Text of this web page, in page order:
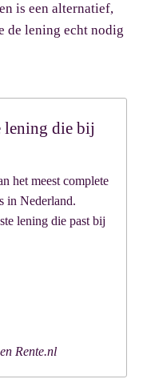
is een alternatief,
de lening echt nodig
lening die bij
het meest complete
in Nederland.
lening die past bij